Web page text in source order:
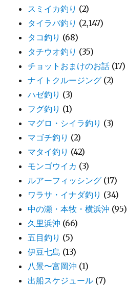
スミイカ釣り (2)
タイラバ釣り (2,147)
タコ釣り (68)
タチウオ釣り (35)
チョットおまけのお話 (17)
ナイトクルージング (2)
ハゼ釣り (3)
フグ釣り (1)
マグロ・シイラ釣り (3)
マゴチ釣り (2)
マタイ釣り (42)
モンゴウイカ (3)
ルアーフィッシング (17)
ワラサ・イナダ釣り (34)
中の瀬・本牧・横浜沖 (95)
久里浜沖 (66)
五目釣り (5)
伊豆七島 (13)
八景〜富岡沖 (1)
出船スケジュール (7)